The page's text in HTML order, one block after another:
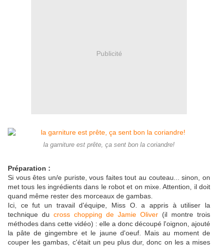
Publicité
la garniture est prête, ça sent bon la coriandre!
Préparation :
Si vous êtes un/e puriste, vous faites tout au couteau... sinon, on
met tous les ingrédients dans le robot et on mixe. Attention, il doit
quand même rester des morceaux de gambas.
Ici, ce fut un travail d'équipe, Miss O. a appris à utiliser la
technique du cross chopping de Jamie Oliver (il montre trois
méthodes dans cette vidéo) : elle a donc découpé l'oignon, ajouté
la pâte de gingembre et le jaune d'oeuf. Mais au moment de
couper les gambas, c'était un peu plus dur, donc on les a mises